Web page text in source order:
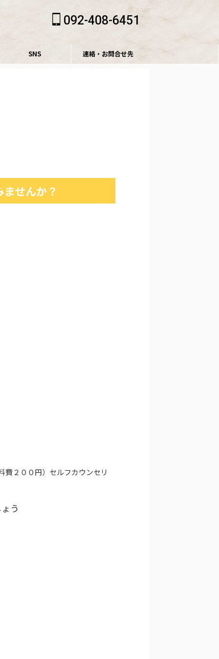
092-408-6451
SNS 連絡・お問合せ先
せんか？
料費２００円）セルフカウンセリ
う